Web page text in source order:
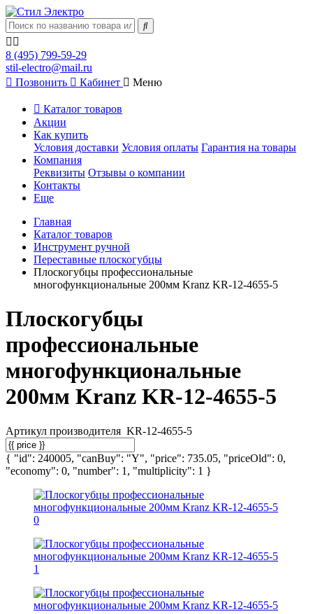
8 (495) 799-59-29
stil-electro@mail.ru
Позвонить
Кабинет Меню
Каталог товаров
Акции
Как купить
Условия доставки Условия оплаты Гарантия на товары
Компания
Реквизиты Отзывы о компании
Контакты
Еще
Главная
Каталог товаров
Инструмент ручной
Переставные плоскогубцы
Плоскогубцы профессиональные
многофункциональные 200мм Kranz KR-12-4655-5
Плоскогубцы
профессиональные
многофункциональные
200мм Kranz KR-12-4655-5
Артикул производителя KR-12-4655-5
{ "id": 240005, "canBuy": "Y", "price": 735.05, "priceOld": 0,
"economy": 0, "number": 1, "multiplicity": 1 }